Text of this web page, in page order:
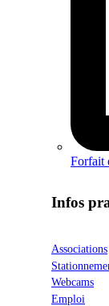
Forfait
Infos
Associations
Webcams
Emploi